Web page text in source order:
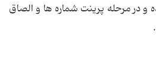
و در مرحله پرینت شماره ها و الصاق